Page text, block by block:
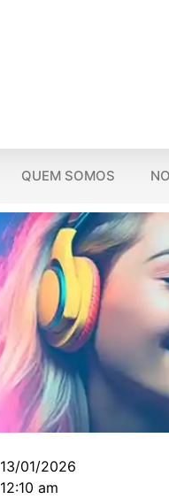
QUEM SOMOS
13/01/2026
12:10 am